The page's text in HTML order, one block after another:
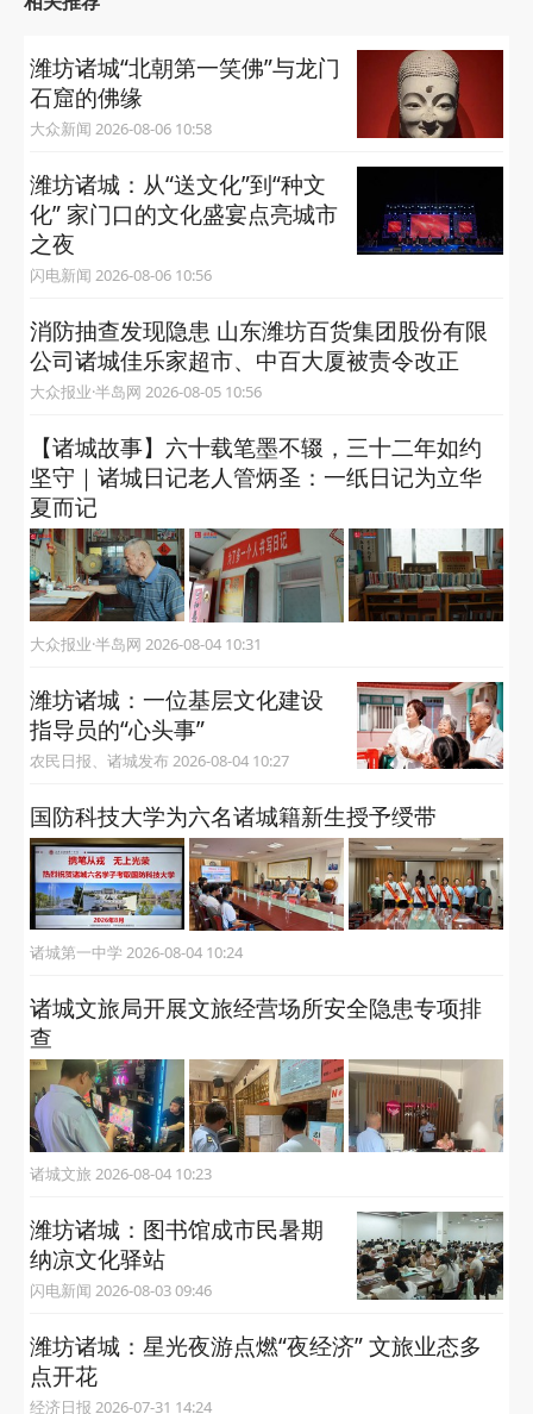
潍坊诸城“‌北朝第一笑佛‌”与龙门
石窟的佛缘
大众新闻 2026-08-06 10:58
潍坊诸城：从“送文化”到“种文
化” 家门口的文化盛宴点亮城市
之夜
闪电新闻 2026-08-06 10:56
消防抽查发现隐患 山东潍坊百货集团股份有限
公司诸城佳乐家超市、中百大厦被责令改正
大众报业·半岛网 2026-08-05 10:56
【诸城故事】六十载笔墨不辍，三十二年如约
坚守｜诸城日记老人管炳圣：一纸日记为立华
夏而记
大众报业·半岛网 2026-08-04 10:31
潍坊诸城：一位基层文化建设
指导员的“心头事”
农民日报、诸城发布 2026-08-04 10:27
国防科技大学为六名诸城籍新生授予绶带
诸城第一中学 2026-08-04 10:24
诸城文旅局开展文旅经营场所安全隐患专项排
查
诸城文旅 2026-08-04 10:23
潍坊诸城：图书馆成市民暑期
纳凉文化驿站
闪电新闻 2026-08-03 09:46
潍坊诸城：星光夜游点燃“夜经济” 文旅业态多
点开花
经济日报 2026-07-31 14:24